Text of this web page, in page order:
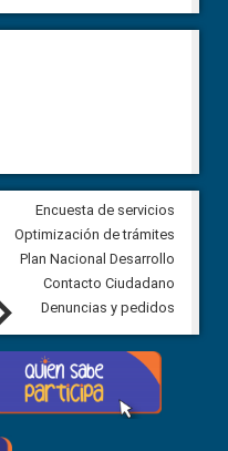
Veeduría Ciudadana para
construcción del asfaltado de
Ballenita del cantón Santa
7 agosto, 2026
Next
Encuesta de servicios
Optimización de trámites
Plan Nacional Desarrollo
Contacto Ciudadano
Denuncias y pedidos